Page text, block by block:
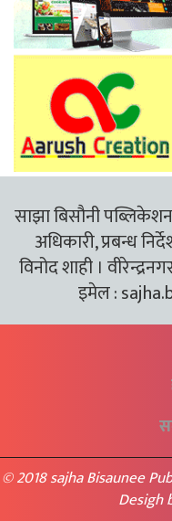
साझा बिसौनी पब्लिकेशन
अधिकारी, प्रबन्ध
विनोद शाही ।
इमेल :
© 2018 sajha Bisaunee
Desigh